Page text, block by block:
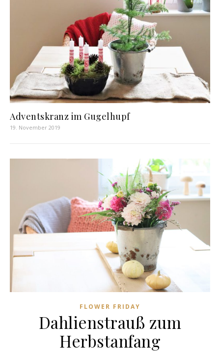
Adventskranz im Gugelhupf
19. November 2019
FLOWER FRIDAY
Dahlienstrauß zum
Herbstanfang